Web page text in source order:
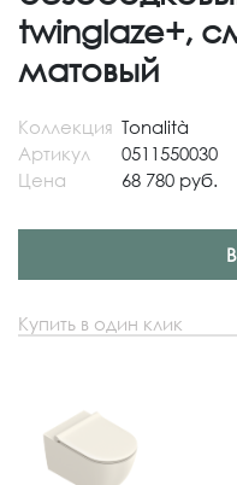
twinglaze+,
матовый
Коллекция Tonalità
Артикул
0511550030
Цена
68 780 руб.
Купить в один клик